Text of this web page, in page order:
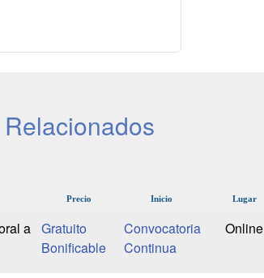
Precio Inicio Lugar
a Gratuito
Bonificable
Convocatoria
Continua
Online